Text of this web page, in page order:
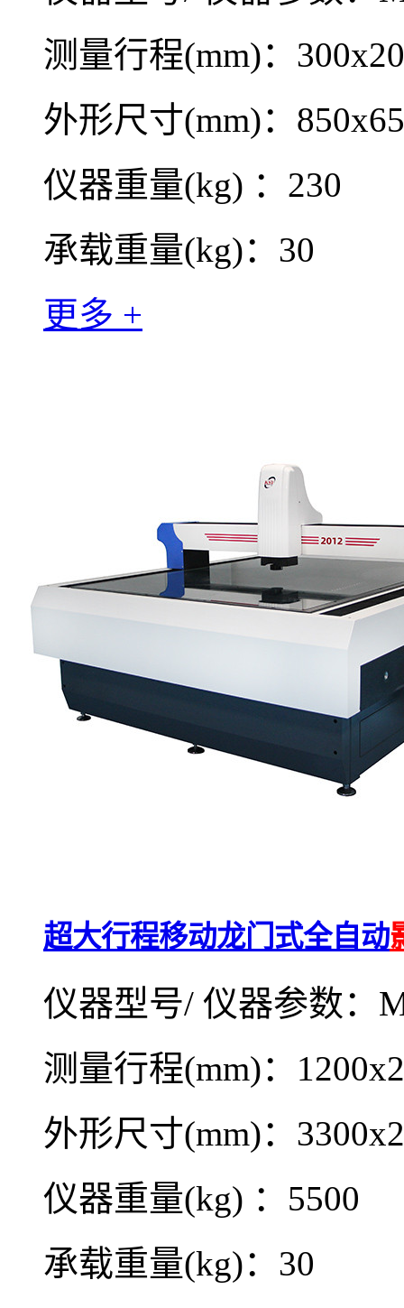
测量行程(mm)：
外形尺寸(mm)：
仪器重量(kg) ：230
承载重量(kg)：30
更多 +
超大行程移动龙门式全自动
仪器型号/ 仪器参数：
测量行程(mm)：
外形尺寸(mm)：
仪器重量(kg) ：5500
承载重量(kg)：30